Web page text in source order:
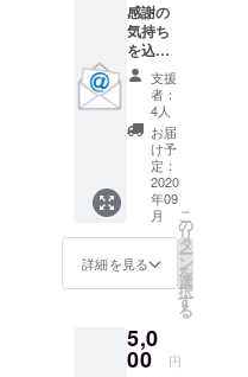
感謝の
気持ち
を込め
てお礼
のメッ
セージ
と、大
会当日
の様子
の写真
と動画
をメー
ルにて
送らせ
ていた
だきま
支援
者：
4人
お届
け予
定：
2020
年09
月
詳細を見る
こ
の
リ
タ
ー
ン
を
選
択
す
る
5,0
00 円